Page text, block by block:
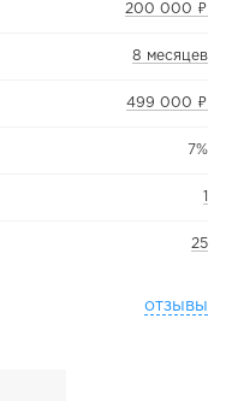
200 000 ₽
8 месяцев
499 000 ₽
7%
1
25
отзывы